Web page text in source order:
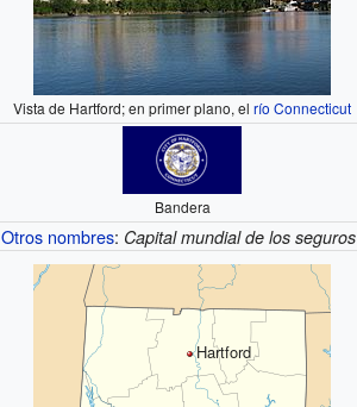
Vista de Hartford; en primer plano, elrío Connecticut
Bandera
Otros nombres: Capital mundial de los seguros
Hartford